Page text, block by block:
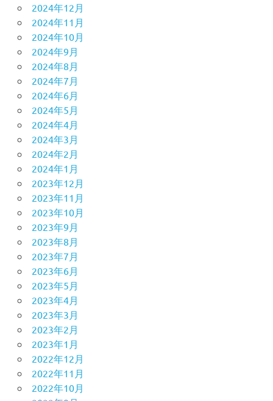
2024年12月
2024年11月
2024年10月
2024年9月
2024年8月
2024年7月
2024年6月
2024年5月
2024年4月
2024年3月
2024年2月
2024年1月
2023年12月
2023年11月
2023年10月
2023年9月
2023年8月
2023年7月
2023年6月
2023年5月
2023年4月
2023年3月
2023年2月
2023年1月
2022年12月
2022年11月
2022年10月